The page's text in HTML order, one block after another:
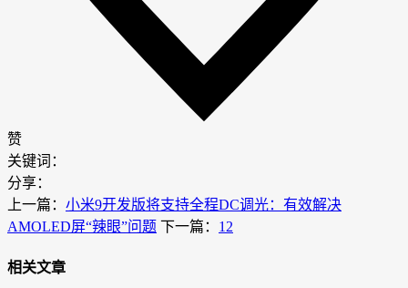
赞
关键词：
分享：
上一篇： 小米9开发版将支持全程DC调光：有效解决
AMOLED屏“辣眼”问题 下一篇： 12
相关文章